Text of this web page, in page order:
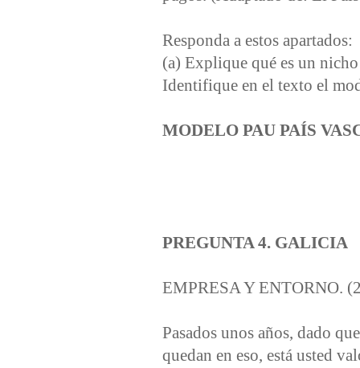
Responda a estos apartados:
(a) Explique qué es un
Identifique en el texto el
MODELO PAU PAÍS
PREGUNTA 4. GALICIA
EMPRESA Y ENTORNO.
Pasados unos años, dado
quedan en eso, está usted